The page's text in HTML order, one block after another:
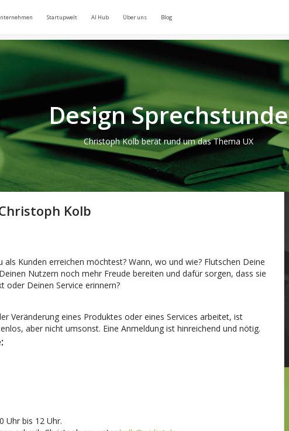
Startupwelt AI Hub Über uns Blog
Design Sprechstunde
Christoph Kolb berät rund um das Thema UX
Kolb
Kunden erreichen möchtest? Wann, wo und wie? Flutschen Deine
Nutzern noch mehr Freude bereiten und dafür sorgen, dass sie
oder Deinen Service erinnern?
Veränderung eines Produktes oder eines Services arbeitet, ist
aber nicht umsonst. Eine Anmeldung ist hinreichend und nötig.
Uhr bis 12 Uhr.